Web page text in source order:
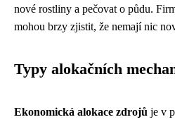
nové rostliny a pečovat o půdu.
mohou brzy zjistit, že nemají nic
Typy alokačních
Ekonomická alokace zdrojů je v